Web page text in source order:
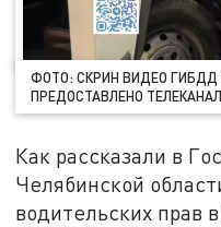
ФОТО: СКРИН ВИДЕО
ПРЕДОСТАВЛЕНО
Как рассказали в
Челябинской
водительских прав